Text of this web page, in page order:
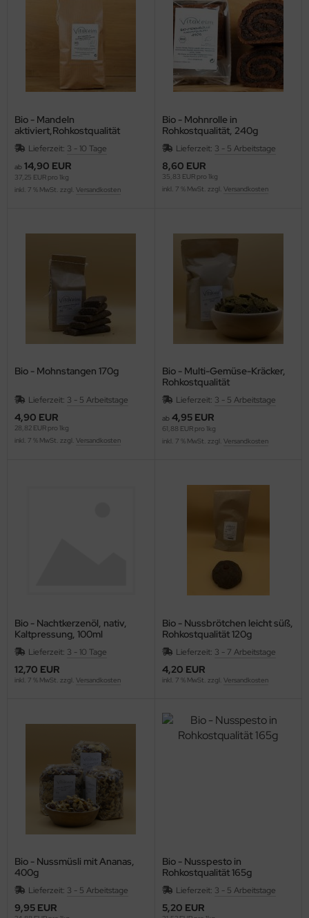
Bio - Mandeln
aktiviert,Rohkostqualität
Lieferzeit: 3 - 10 Tage
ab 14,90 EUR
37,25 EUR pro 1kg
inkl. 7 % MwSt. zzgl. Versandkosten
Bio - Mohnrolle in
Rohkostqualität, 240g
Lieferzeit: 3 - 5 Arbeitstage
8,60 EUR
35,83 EUR pro 1kg
inkl. 7 % MwSt. zzgl. Versandkosten
Bio - Mohnstangen 170g
Lieferzeit: 3 - 5 Arbeitstage
4,90 EUR
28,82 EUR pro 1kg
inkl. 7 % MwSt. zzgl. Versandkosten
Bio - Multi-Gemüse-Kräcker,
Rohkostqualität
Lieferzeit: 3 - 5 Arbeitstage
ab 4,95 EUR
61,88 EUR pro 1kg
inkl. 7 % MwSt. zzgl. Versandkosten
Bio - Nachtkerzenöl, nativ,
Kaltpressung, 100ml
Lieferzeit: 3 - 10 Tage
12,70 EUR
inkl. 7 % MwSt. zzgl. Versandkosten
Bio - Nussbrötchen leicht süß,
Rohkostqualität 120g
Lieferzeit: 3 - 7 Arbeitstage
4,20 EUR
inkl. 7 % MwSt. zzgl. Versandkosten
Bio - Nussmüsli mit Ananas,
400g
Lieferzeit: 3 - 5 Arbeitstage
9,95 EUR
Bio - Nusspesto in
Rohkostqualität 165g
Lieferzeit: 3 - 5 Arbeitstage
5,20 EUR
und Knäckebrot in Rohkostqualität
Lebensmittel, verschiedene Produkte
Vitakeimerzeugnisse
Kakao, Süßmittel, Kastanienmehl, Nussmus
fermentiert, unpasteurisiert (Sauerkraut,
Miso, Tamari)
fermentierte, alternative Käsesorten